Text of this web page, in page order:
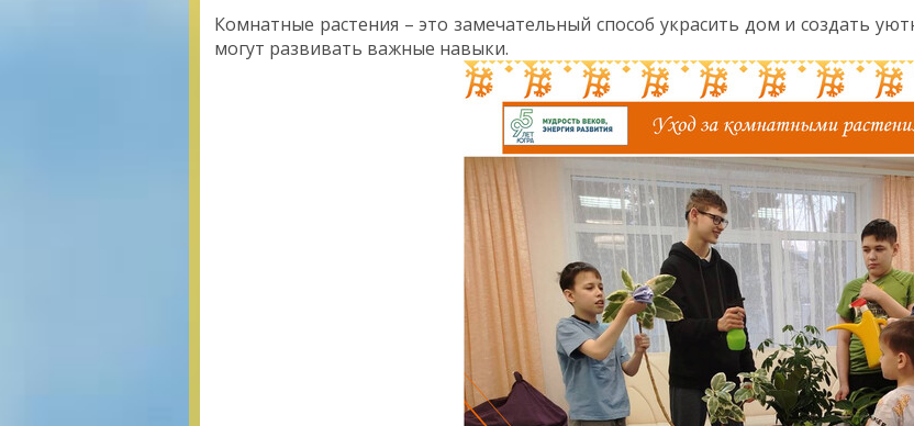
Комнатные растения – это замечательный способ украсить дом и создать
могут развивать важные навыки.